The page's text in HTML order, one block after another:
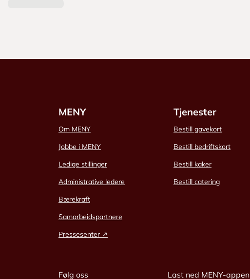
MENY
Om MENY
Jobbe i MENY
Ledige stillinger
Administrative ledere
Bærekraft
Samarbeidspartnere
Pressesenter ↗
Tjenester
Bestill gavekort
Bestill bedriftskort
Bestill kaker
Bestill catering
Følg oss Last ned MENY-appen